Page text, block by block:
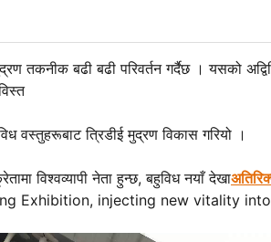
मुद्रण तकनीक बढी बढी परिवर्तन गर्दैछ । यसको
वस्तुहरूबाट त्रिडीई मुद्रण विकास गरियो ।
विश्वव्यापी नेता हुन्छ, बहुविध नयाँ देखा
Exhibition, injecting new vitality